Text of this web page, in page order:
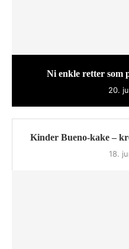
Ni enkle retter som
20.
Kinder Bueno-kake –
18.